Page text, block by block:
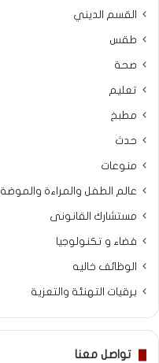
القسم الديني
طقس
صحة
تعليم
مطبخ
حدث
منوعات
عالم الطفل والمراءة والموضة
مستشارك القانونى
فضاء و تكنولوجيا
الوظائف خاليه
برقيات التهنئة والتعزية
تواصل معنا